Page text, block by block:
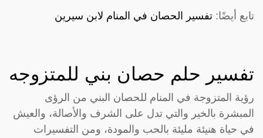
تابع أيضًا: تفسير الحصان في المنام لابن سيرين
تفسير حلم حصان بني للمتزوجه
رؤية المتزوجة في المنام للحصان البني من الرؤى
المبشرة بالخير والتي تدل على الشرف والأصالة، والعيش
في حياة هنيئة مليئة بالحب والمودة، ومن التفسيرات